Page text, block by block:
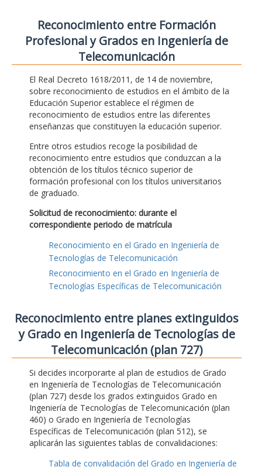
Reconocimiento entre Formación
Profesional y Grados en Ingeniería de
Telecomunicación
El Real Decreto 1618/2011, de 14 de noviembre,
sobre reconocimiento de estudios en el ámbito de la
Educación Superior establece el régimen de
reconocimiento de estudios entre las diferentes
enseñanzas que constituyen la educación superior.
Entre otros estudios recoge la posibilidad de
reconocimiento entre estudios que conduzcan a la
obtención de los títulos técnico superior de
formación profesional con los títulos universitarios
de graduado.
Solicitud de reconocimiento: durante el
correspondiente periodo de matrícula
Reconocimiento en el Grado en Ingeniería de
Tecnologías de Telecomunicación
Reconocimiento en el Grado en Ingeniería de
Tecnologías Específicas de Telecomunicación
Reconocimiento entre planes extinguidos
y Grado en Ingeniería de Tecnologías de
Telecomunicación (plan 727)
Si decides incorporarte al plan de estudios de Grado
en Ingeniería de Tecnologías de Telecomunicación
(plan 727) desde los grados extinguidos Grado en
Ingeniería de Tecnologías de Telecomunicación (plan
460) o Grado en Ingeniería de Tecnologías
Específicas de Telecomunicación (plan 512), se
aplicarán las siguientes tablas de convalidaciones:
Tabla de convalidación del Grado en Ingeniería de